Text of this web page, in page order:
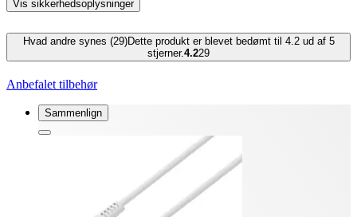
Vis sikkerhedsoplysninger
Hvad andre synes (29)Dette produkt er blevet bedømt til 4.2 ud af 5
stjerner.4.229
Anbefalet tilbehør
Sammenlign